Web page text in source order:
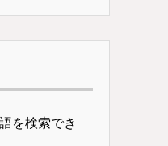
を検索でき